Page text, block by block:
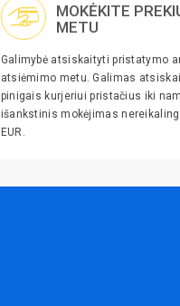
MOKĖKITE
METU
Galimybė atsiskaityti pristatymo
atsiėmimo metu. Galimas
pinigais kurjeriui pristačius iki
išankstinis mokėjimas
EUR.